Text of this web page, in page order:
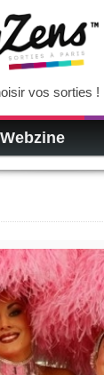
vos sorties !
Webzine